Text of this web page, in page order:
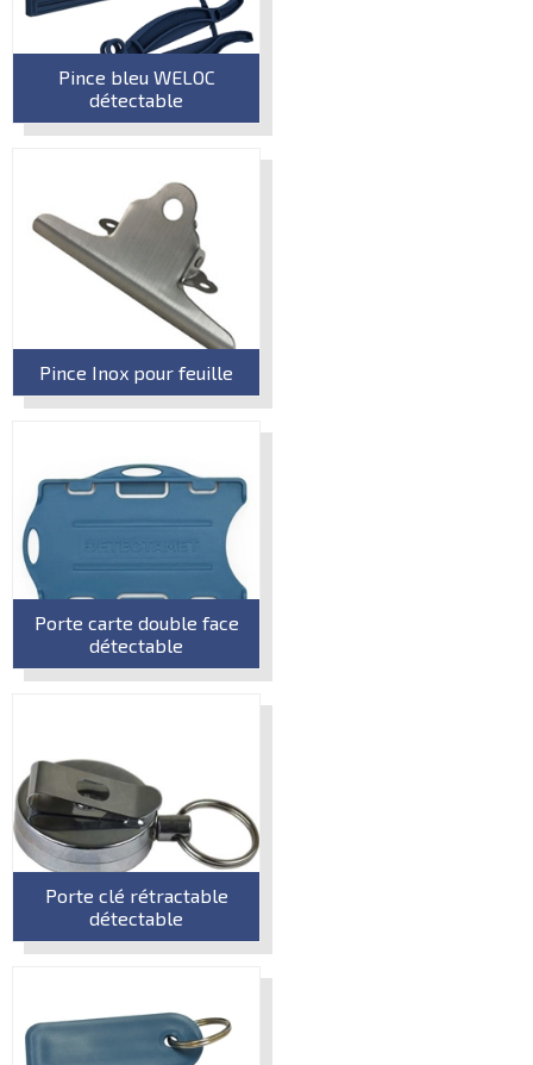
Pince bleu WELOC
détectable
Pince Inox pour feuille
Porte carte double face
détectable
Porte clé rétractable
détectable